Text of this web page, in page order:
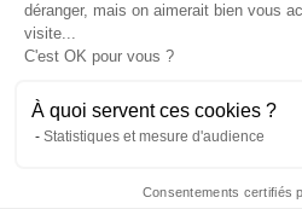
Livraisons
« L’abus d’alcool est dangereux
modération. La vente d’alcool est
déranger, mais on aimerait bien vous
visite...
C'est OK pour vous ?
À quoi servent ces cookies ?
Statistiques et mesure d'audience
Consentements certifiés